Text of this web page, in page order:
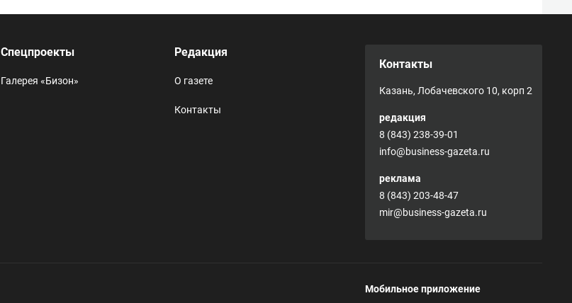
Спецпроекты
Галерея «Бизон»
Редакция
О газете
Контакты
Контакты
Казань, Лобачевского 10, корп 2
редакция
8 (843) 238-39-01
info@business-gazeta.ru
реклама
8 (843) 203-48-47
mir@business-gazeta.ru
Мобильное приложение